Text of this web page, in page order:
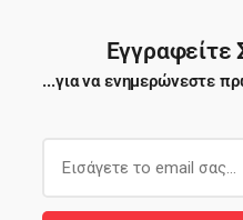
Εγγραφείτε
...για να ενημερώνεστε